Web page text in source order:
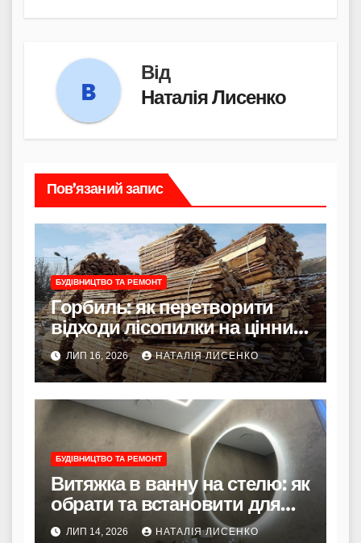
Від
Наталія Лисенко
Пов’язаний запис
БУДІВНИЦТВО ТА РЕМОНТ
Горбиль: як перетворити
відходи лісопилки на цінний
ресурс у 2026 році
ЛИП 16, 2026 НАТАЛІЯ ЛИСЕНКО
БУДІВНИЦТВО ТА РЕМОНТ
Витяжка в ванну на стелю: як
обрати та встановити для
здорового мікроклімату
ЛИП 14, 2026 НАТАЛІЯ ЛИСЕНКО